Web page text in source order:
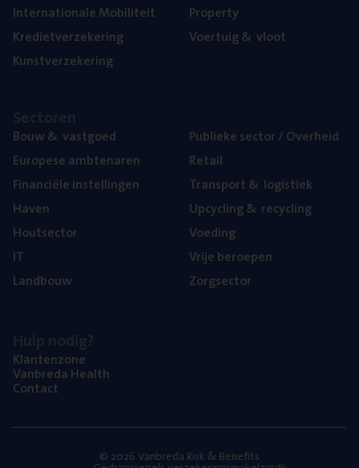
Inter­na­ti­o­na­le Mobiliteit
Kre­diet­ver­ze­ke­ring
Kunst­ver­ze­ke­ring
Pro­per­ty
Voer­tuig& vloot
Bouw& vastgoed
Euro­pe­se ambtenaren
Finan­ci­ë­le instellingen
Haven
Hout­sec­tor
IT
Land­bouw
Publie­ke sec­tor / Overheid
Retail
Trans­port& logistiek
Upcy­cling& recycling
Voe­ding
Vrije beroe­pen
Zorg­sec­tor
Klan­ten­zo­ne
Van­b­re­da Health
Con­tact
© 2026 Vanbreda Risk & Benefits